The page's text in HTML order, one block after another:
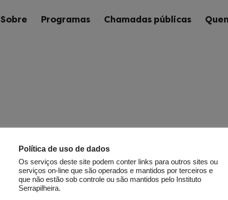
Sobre Programas Chamadas públicas
Política de uso de dados
Os serviços deste site podem conter links para outros sites ou
serviços on-line que são operados e mantidos por terceiros e
que não estão sob controle ou são mantidos pelo Instituto
Serrapilheira.